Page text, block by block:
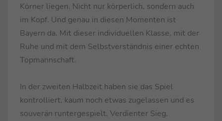
Körner liegen. Nicht nur körperlich, sondern auch
im Kopf. Und genau in diesen Momenten ist
Bayern da. Mit dieser individuellen Klasse, mit der
Ruhe und mit dem Selbstverständnis einer echten
Topmannschaft.
In der zweiten Halbzeit haben sie das Spiel
kontrolliert, kaum noch etwas zugelassen und es
souverän runtergespielt. Verdienter Sieg,